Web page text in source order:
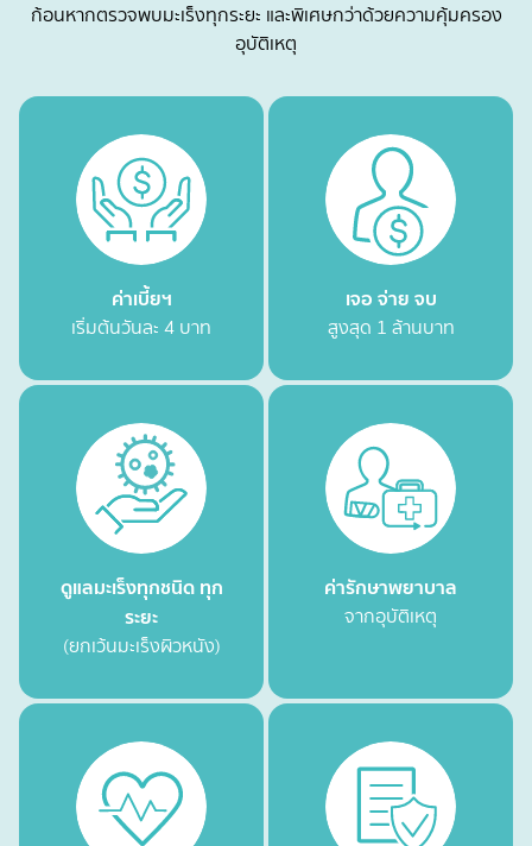
ก้อนหากตรวจพบมะเร็งทุกระยะ และพิเศษกว่าด้วยความคุ้มครอง
อุบัติเหตุ
ค่าเบี้ยฯ
เริ่มต้นวันละ 4 บาท
เจอ จ่าย จบ
สูงสุด 1 ล้านบาท
ดูแลมะเร็งทุกชนิด ทุก
ระยะ
(ยกเว้นมะเร็งผิวหนัง)
ค่ารักษาพยาบาล
จากอุบัติเหตุ